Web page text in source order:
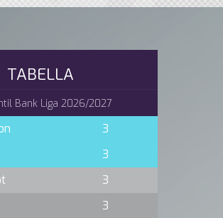
TABELLA
Bank Liga 2026/2027
3
3
3
3